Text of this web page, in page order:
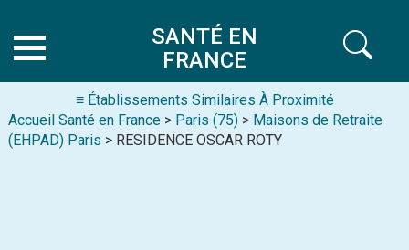
SANTÉ EN
FRANCE
≡ Établissements Similaires À Proximité
Accueil Santé en France > Paris (75) > Maisons de Retraite
(EHPAD) Paris > RESIDENCE OSCAR ROTY